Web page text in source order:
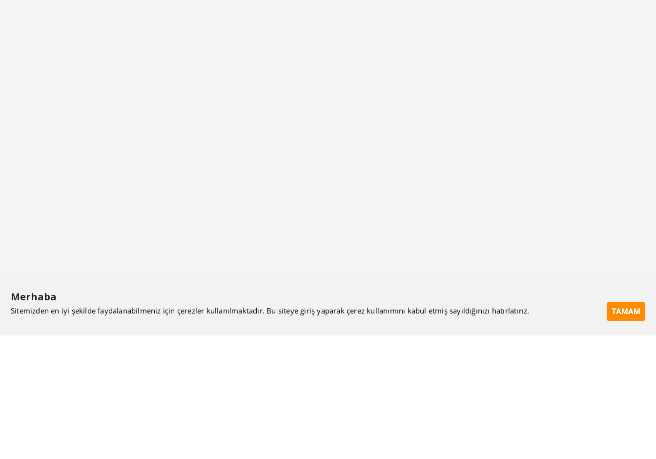
Merhaba
Sitemizden en iyi şekilde faydalanabilmeniz için çerezler kullanılmaktadır. Bu siteye giriş yaparak çerez kullanımını kabul etmiş sayıldığınızı hatırlatırız. TAMAM